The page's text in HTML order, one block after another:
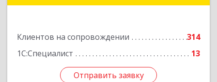
Клиентов на сопровождении
314
1С:Специалист
13
Отправить заявку
Отправить заявку